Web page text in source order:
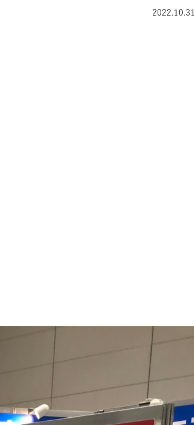
2022.10.31